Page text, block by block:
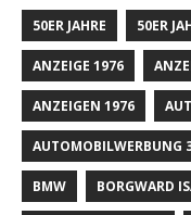
50ER JAHRE 50ER
ANZEIGE 1976
ANZEIGEN 1976
AUTOMOBILWERBUNG
BMW BORGWARD